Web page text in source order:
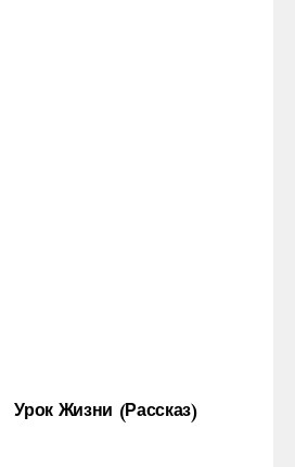
Урок Жизни (рассказ)